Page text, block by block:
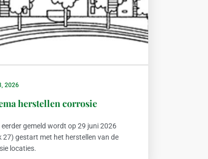
2026
herstellen corrosie
eerder gemeld wordt op 29 juni 2026
27) gestart met het herstellen van de
locaties.